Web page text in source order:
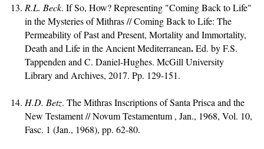
R.L. Beck. If So, How? Representing "Coming Back to Life"
in the Mysteries of Mithras // Coming Back to Life: The
Permeability of Past and Present, Mortality and Immortality,
Death and Life in the Ancient Mediterranean.Ed. by F.S.
Tappenden and C. Daniel-Hughes. McGill University
Library and Archives, 2017. Pp. 129-151.
H.D. Betz. The Mithras Inscriptions of Santa Prisca and the
New Testament // Novum Testamentum , Jan., 1968, Vol. 10,
Fasc. 1 (Jan., 1968), pp. 62-80.